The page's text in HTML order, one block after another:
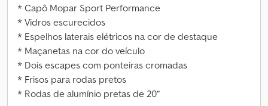
* Capô Mopar Sport Performance
* Vidros escurecidos
* Espelhos laterais elétricos na cor de destaque
* Maçanetas na cor do veículo
* Dois escapes com ponteiras cromadas
* Frisos para rodas pretos
* Rodas de alumínio pretas de 20”